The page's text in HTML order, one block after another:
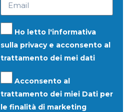
Ho letto l'informativa
sulla privacye acconsento al
trattamento dei mei dati
Acconsento al
trattamento dei miei Dati per
le finalità di marketing